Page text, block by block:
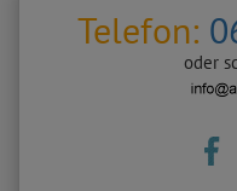
Telefon:
oder